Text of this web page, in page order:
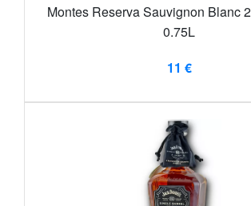
Montes Reserva Sauvignon Blanc
0.75L
11 €